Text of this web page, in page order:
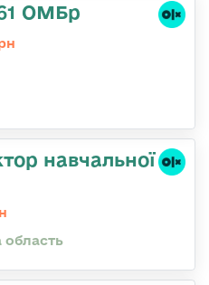
ОМБр
навчальної
область